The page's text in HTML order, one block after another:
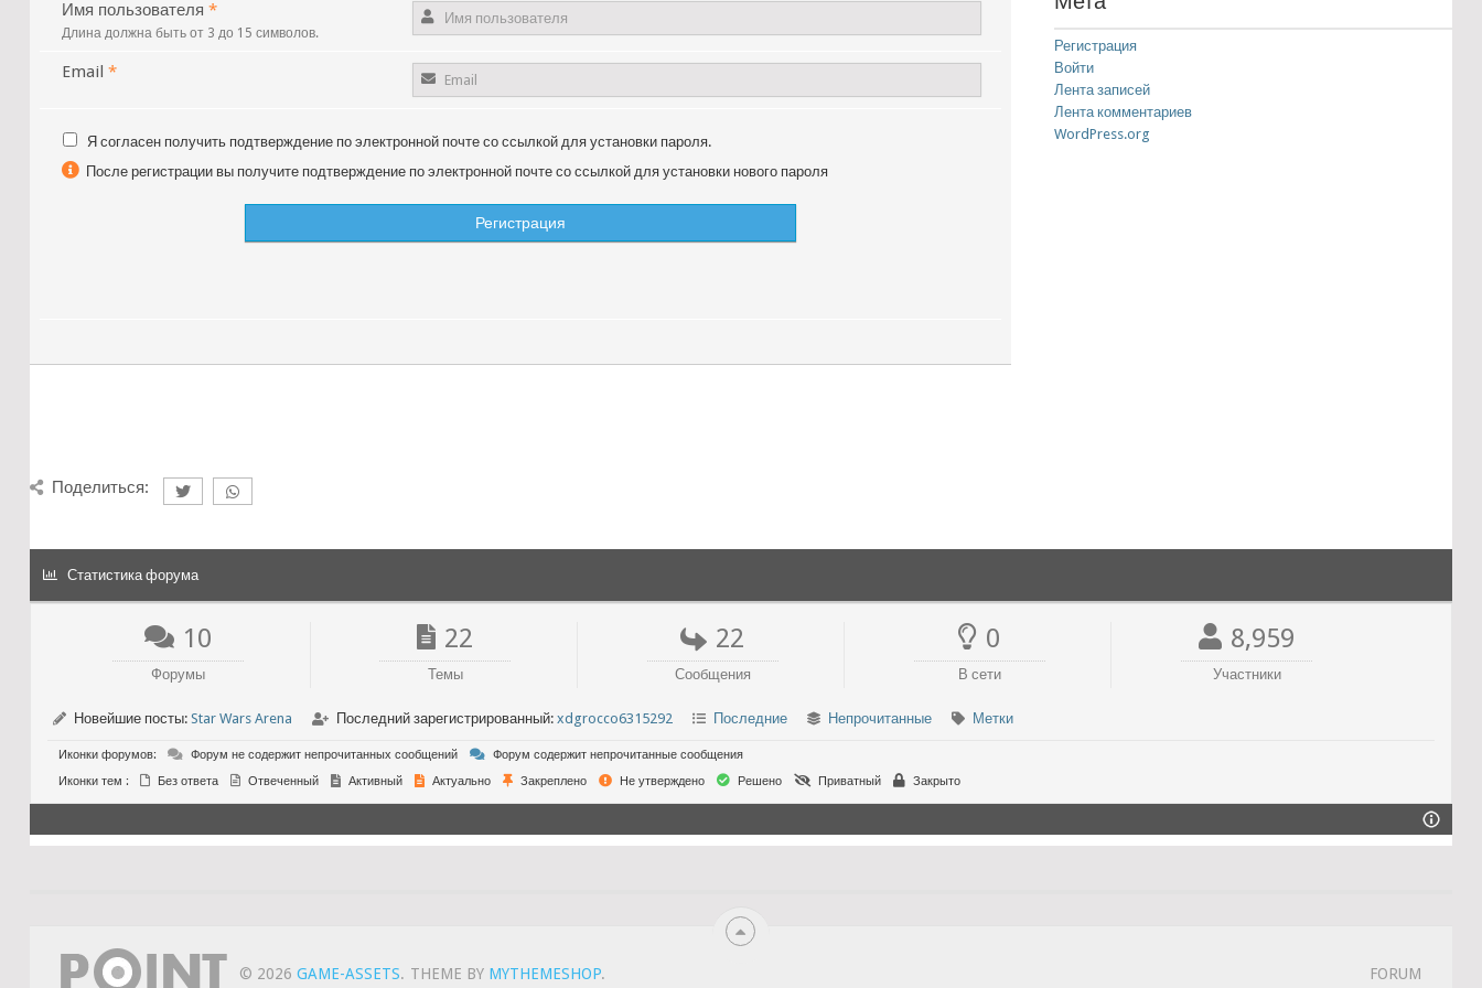
Имя пользователя *
Длина должна быть от 3 до 15 символов.
Email *
Я согласен получить подтверждение по электронной почте со ссылкой для установки пароля.
После регистрации вы получите подтверждение по электронной почте со ссылкой для установки нового пароля
Регистрация
Войти
Лента записей
Лента комментариев
WordPress.org
Поделиться:
Статистика форума
10
Форумы
22
Темы
22
Сообщения
0
В сети
8,959
Участники
Новейшие посты: Star Wars Arena Последний зарегистрированный: xdgrocco6315292 Последние Непрочитанные Метки
Иконки форумов: Форум не содержит непрочитанных сообщений
Форум содержит непрочитанные сообщения
Иконки тем :
Без ответа Отвеченный Активный Актуально Закреплено Не утверждено Решено Приватный Закрыто
© 2026GAME-ASSETS. THEME BY MYTHEMESHOP. FORUM